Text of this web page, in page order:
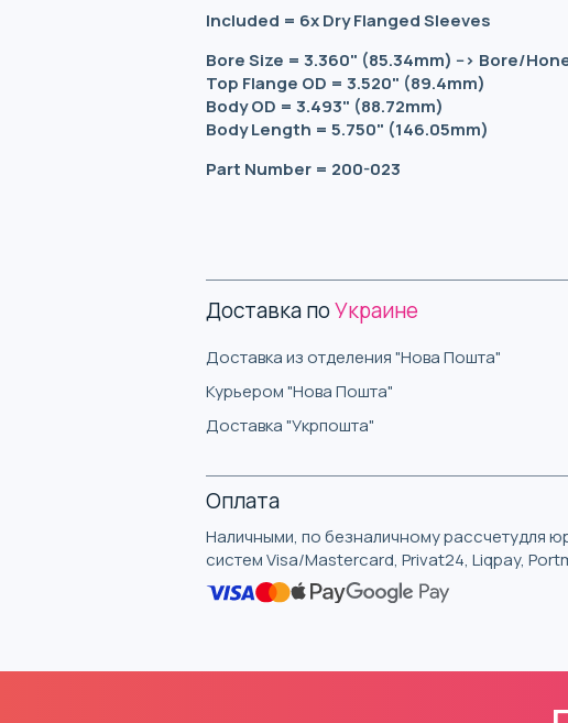
Included = 6x Dry Flanged Sleeves
Bore Size = 3.360" (85.34mm) --> Bore/
Top Flange OD = 3.520" (89.4mm)
Body OD = 3.493" (88.72mm)
Body Length = 5.750" (146.05mm)
Part Number = 200-023
Доставка поУкраине
Доставка из отделения "Нова Пошта"
Курьером "Нова Пошта"
Доставка "Укрпошта"
Оплата
Наличными, по безналичному рассчетудля
систем Visa/Mastercard, Privat24, Liqpay,